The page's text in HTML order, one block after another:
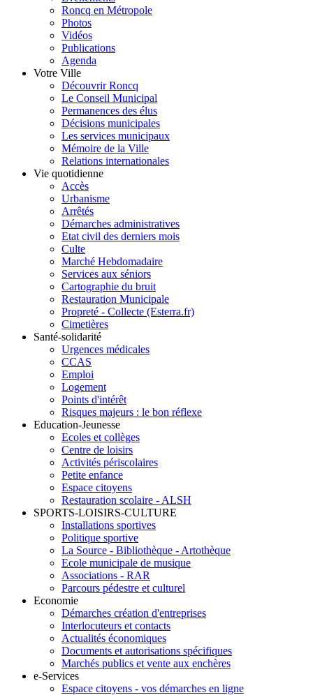
Roncq en Métropole
Photos
Vidéos
Publications
Agenda
Votre Ville
Découvrir Roncq
Le Conseil Municipal
Permanences des élus
Décisions municipales
Les services municipaux
Mémoire de la Ville
Relations internationales
Vie quotidienne
Accès
Urbanisme
Arrêtés
Démarches administratives
Etat civil des derniers mois
Culte
Marché Hebdomadaire
Services aux séniors
Cartographie du bruit
Restauration Municipale
Propreté - Collecte (Esterra.fr)
Cimetières
Santé-solidarité
Urgences médicales
CCAS
Emploi
Logement
Points d'intérêt
Risques majeurs : le bon réflexe
Education-Jeunesse
Ecoles et collèges
Centre de loisirs
Activités périscolaires
Petite enfance
Espace citoyens
Restauration scolaire - ALSH
SPORTS-LOISIRS-CULTURE
Installations sportives
Politique sportive
La Source - Bibliothèque - Artothèque
Ecole municipale de musique
Associations - RAR
Parcours pédestre et culturel
Economie
Démarches création d'entreprises
Interlocuteurs et contacts
Actualités économiques
Documents et autorisations spécifiques
Marchés publics et vente aux enchères
e-Services
Espace citoyens - vos démarches en ligne